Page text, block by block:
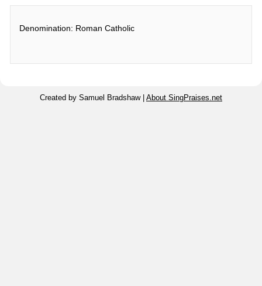
Denomination: Roman Catholic
Created by Samuel Bradshaw | About SingPraises.net